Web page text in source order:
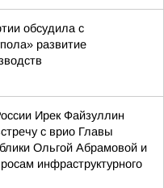
обсудила с
развитие
Ирек Файзуллин
с врио Главы
Ольгой Абрамовой и
инфраструктурного